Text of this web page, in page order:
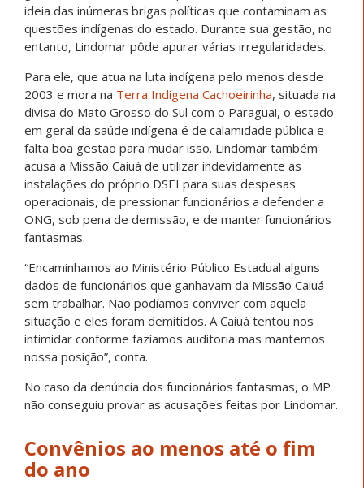
ideia das inúmeras brigas políticas que contaminam as
questões indígenas do estado. Durante sua gestão, no
entanto, Lindomar pôde apurar várias irregularidades.
Para ele, que atua na luta indígena pelo menos desde
2003 e mora na Terra Indígena Cachoeirinha, situada na
divisa do Mato Grosso do Sul com o Paraguai, o estado
em geral da saúde indígena é de calamidade pública e
falta boa gestão para mudar isso. Lindomar também
acusa a Missão Caiuá de utilizar indevidamente as
instalações do próprio DSEI para suas despesas
operacionais, de pressionar funcionários a defender a
ONG, sob pena de demissão, e de manter funcionários
fantasmas.
“Encaminhamos ao Ministério Público Estadual alguns
dados de funcionários que ganhavam da Missão Caiuá
sem trabalhar. Não podíamos conviver com aquela
situação e eles foram demitidos. A Caiuá tentou nos
intimidar conforme fazíamos auditoria mas mantemos
nossa posição”, conta.
No caso da denúncia dos funcionários fantasmas, o MP
não conseguiu provar as acusações feitas por Lindomar.
Convênios ao menos até o fim
do ano